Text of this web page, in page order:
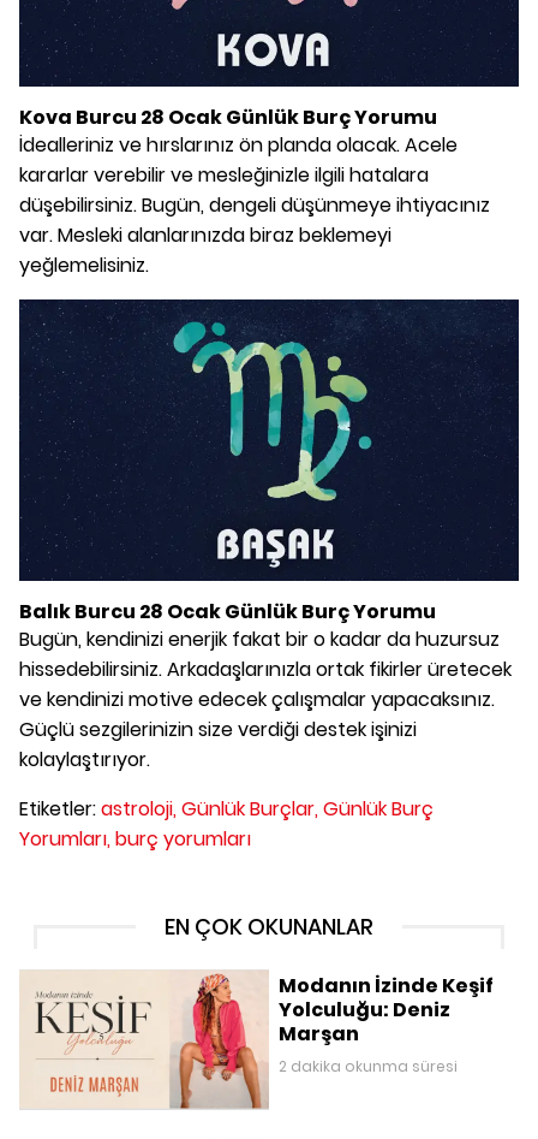
Kova Burcu 28 Ocak Günlük Burç Yorumu
İdealleriniz ve hırslarınız ön planda olacak. Acele
kararlar verebilir ve mesleğinizle ilgili hatalara
düşebilirsiniz. Bugün, dengeli düşünmeye ihtiyacınız
var. Mesleki alanlarınızda biraz beklemeyi
yeğlemelisiniz.
Balık Burcu 28 Ocak Günlük Burç Yorumu
Bugün, kendinizi enerjik fakat bir o kadar da huzursuz
hissedebilirsiniz. Arkadaşlarınızla ortak fikirler üretecek
ve kendinizi motive edecek çalışmalar yapacaksınız.
Güçlü sezgilerinizin size verdiği destek işinizi
kolaylaştırıyor.
Etiketler:astroloji, Günlük Burçlar, Günlük Burç
Yorumları, burç yorumları
EN ÇOK OKUNANLAR
Modanın İzinde Keşif
Yolculuğu: Deniz
Marşan
2 dakika okunma süresi